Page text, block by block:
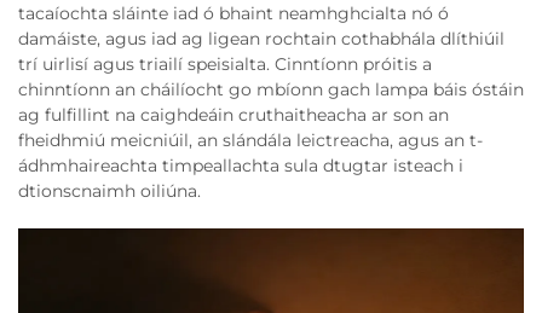
tacaíochta sláinte iad ó bhaint neamhghcialta nó ó
damáiste, agus iad ag ligean rochtain cothabhála dlíthiúil
trí uirlisí agus triailí speisialta. Cinntíonn próitis a
chinntíonn an cháilíocht go mbíonn gach lampa báis óstáin
ag fulfillint na caighdeáin cruthaitheacha ar son an
fheidhmiú meicniúil, an slándála leictreacha, agus an t-
ádhmhaireachta timpeallachta sula dtugtar isteach i
dtionscnaimh oiliúna.